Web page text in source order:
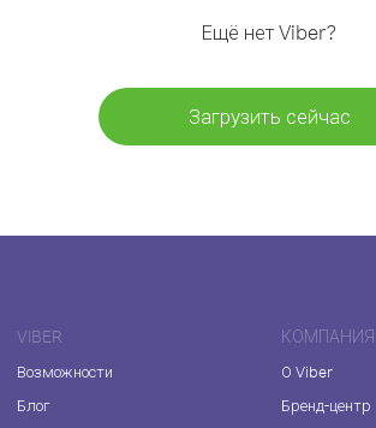
Ещё нет Viber?
Загрузить сейчас
VIBER
Возможности
Блог
КОМПАНИЯ
О Viber
Бренд-центр